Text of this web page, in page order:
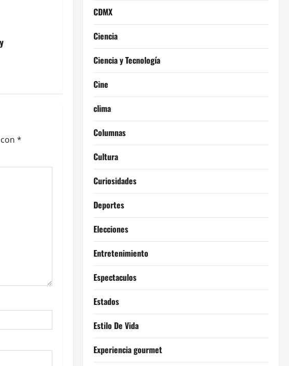
*
CDMX
Ciencia
Ciencia y Tecnología
Cine
clima
Columnas
Cultura
Curiosidades
Deportes
Elecciones
Entretenimiento
Espectaculos
Estados
Estilo De Vida
Experiencia gourmet